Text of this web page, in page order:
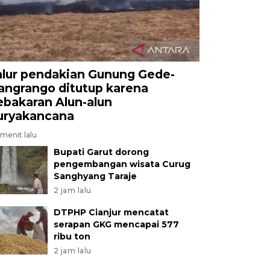
pendakian Gunung Gede-
ditutup karena
Alun-alun
lalu
Bupati Garut dorong
pengembangan wisata Curug
Sanghyang Taraje
2 jam lalu
DTPHP Cianjur mencatat
serapan GKG mencapai 577
ribu ton
2 jam lalu